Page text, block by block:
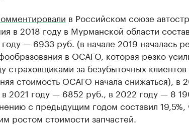
в Российском союзе
в 2018 году в Мурманской области
— 6933 руб. (в начале 2019 началась
в ОСАГО, которая резко
страховщиками за безубыточных
стоимость ОСАГО начала снижаться), в
2021 году — 6852 руб., в 2022 году — 8
с предыдущим годом составил 19,5%,
ростом стоимости запчастей.